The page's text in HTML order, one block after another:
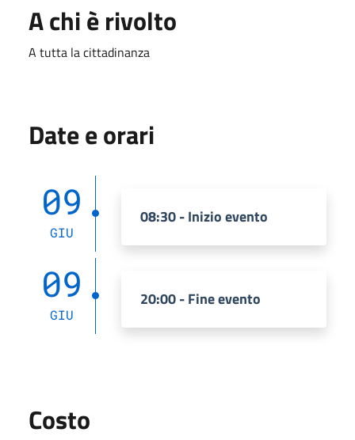
A chi è rivolto
A tutta la cittadinanza
Date e orari
09
GIU
08:30 - Inizio evento
09
GIU
20:00 - Fine evento
Costo